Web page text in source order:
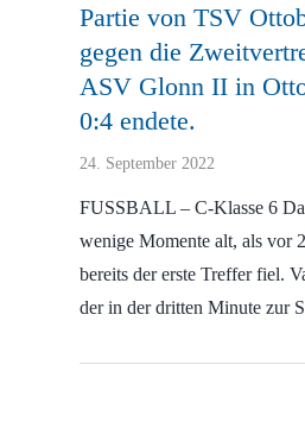
Partie von TSV
gegen die
ASV Glonn II in
0:4 endete.
24. September 2022
FUSSBALL – C-Klasse 6
wenige Momente alt, als vor
bereits der erste Treffer fiel.
der in der dritten Minute zur